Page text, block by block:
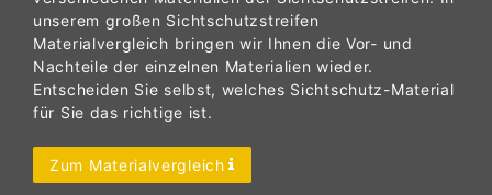
unserem großen Sichtschutzstreifen
Materialvergleich bringen wir Ihnen die Vor- und
Nachteile der einzelnen Materialien wieder.
Entscheiden Sie selbst, welches Sichtschutz-Material
für Sie das richtige ist.
Zum Materialvergleich